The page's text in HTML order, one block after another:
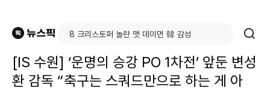
[IS 수원] ‘운명의 승강 PO 1차전’ 앞둔 변성
환 감독 “축구는 스쿼드만으로 하는 게 아